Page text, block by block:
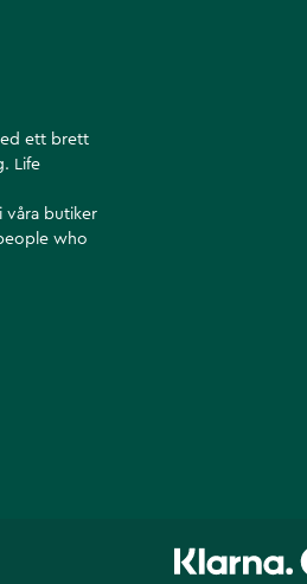
ett brett
Life
våra butiker
who